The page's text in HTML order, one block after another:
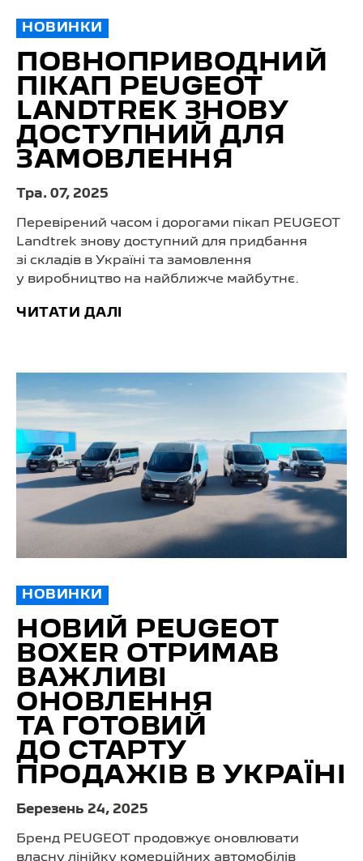
НОВИНКИ
ПОВНО­ПРИВОДНИЙ
ПІКАП PEUGEOT
LANDTREK ЗНОВУ
ДОСТУПНИЙ ДЛЯ
ЗАМОВЛЕННЯ
Тра. 07, 2025
Перевірений часом і дорогами пікап PEUGEOT
Landtrek знову доступний для придбання
зі складів в Україні та замовлення
у виробництво на найближче майбутнє.
ЧИТАТИ ДАЛІ
НОВИНКИ
НОВИЙ PEUGEOT
BOXER ОТРИМАВ
ВАЖЛИВІ
ОНОВЛЕННЯ
ТА ГОТОВИЙ
ДО СТАРТУ
ПРОДАЖІВ В УКРАЇНІ
Березень 24, 2025
Бренд PEUGEOT продовжує оновлювати
власну лінійку комерційних автомобілів